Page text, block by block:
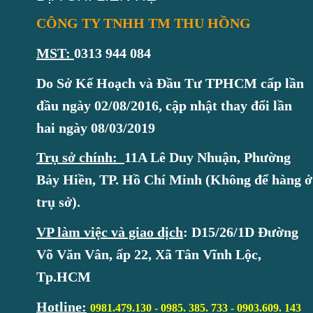
CÔNG TY TNHH TM THU HỒNG
MST: 0313 944 084
Do Sở Kế Hoạch và Đầu Tư TPHCM cấp lần
đầu ngày 02/08/2016, cập nhật thay đổi lần
hai ngày 08/03/2019
Trụ sở chính: 11A Lê Duy Nhuận, Phường
Bảy Hiền, TP. Hồ Chí Minh (Không để hàng ở
trụ sở).
VP làm việc và giao dịch: D15/26/1D Đường
Võ Văn Vân, ấp 22, Xã Tân Vĩnh Lộc,
Tp.HCM
Hotline: 0981.479.130 - 0985. 385. 733 - 0903.609. 143